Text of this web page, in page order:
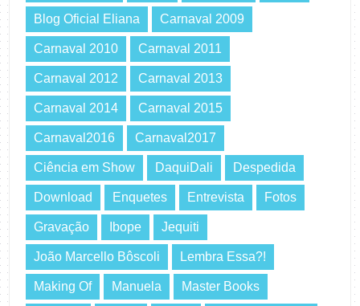
Blog Oficial Eliana Carnaval 2009
Carnaval 2010 Carnaval 2011
Carnaval 2012 Carnaval 2013
Carnaval 2014 Carnaval 2015
Carnaval2016 Carnaval2017
Ciência em Show DaquiDali Despedida
Download Enquetes Entrevista Fotos
Gravação Ibope Jequiti
João Marcello Bôscoli Lembra Essa?!
Making Of Manuela Master Books